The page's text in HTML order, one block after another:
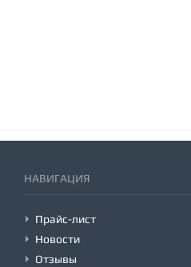
НАВИГАЦИЯ
Прайс-лист
Новости
Отзывы